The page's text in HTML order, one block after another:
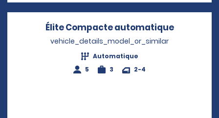
Élite Compacte automatiqueOpens in
vehicle_details_model_or_similar
Automatique
5
3 2-4